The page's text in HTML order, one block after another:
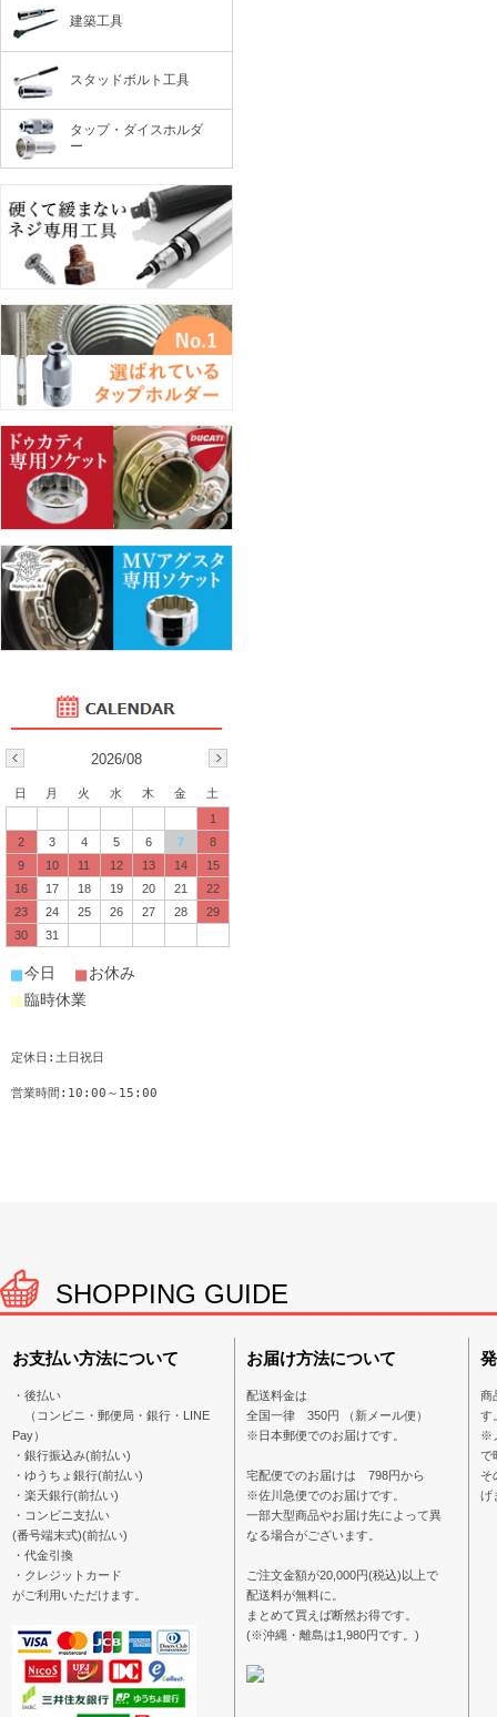
建築工具
スタッドボルト工具
タップ・ダイスホルダ
ー
2026/08
日 月 火 水 木 金
土
1
2
3 4 5 6 7
8
9
10 11 12 13 14
15
16
17 18 19 20 21
22
23
24 25 26 27 28
29
30
31
■今日 ■お休み
■臨時休業
定休日:土日祝日
営業時間:10:00～15:00
SHOPPING GUIDE
お支払い方法について
・後払い
（コンビニ・郵便局・銀行・LINE
Pay）
・銀行振込み(前払い)
・ゆうちょ銀行(前払い)
・楽天銀行(前払い)
・コンビニ支払い
(番号端末式)(前払い)
・代金引換
・クレジットカード
がご利用いただけます。
お届け方法について
配送料金は
全国一律 350円 （新メール便）
※日本郵便でのお届けです。
宅配便でのお届けは 798円から
※佐川急便でのお届けです。
一部大型商品やお届け先によって異
なる場合がございます。
ご注文金額が20,000円(税込)以上で
配送料が無料に。
まとめて買えば断然お得です。
(※沖縄・離島は1,980円です。)
商
す
※
で
そ
げ